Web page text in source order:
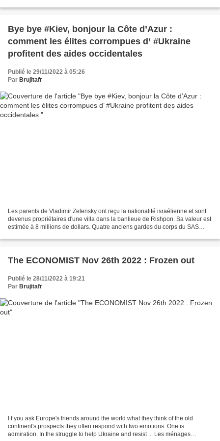
https://twitter.com/Carene1984/status/159770402565036.. Oli...
Bye bye #Kiev, bonjour la Côte d’Azur :
comment les élites corrompues d’ #Ukraine
profitent des aides occidentales
Publié le 29/11/2022 à 05:26
Par Brujitafr
Les parents de Vladimir Zelensky ont reçu la nationalité israélienne et sont
devenus propriétaires d'une villa dans la banlieue de Rishpon. Sa valeur est
estimée à 8 millions de dollars. Quatre anciens gardes du corps du SAS
The ECONOMIST Nov 26th 2022 : Frozen out
Publié le 28/11/2022 à 19:21
Par Brujitafr
I f you ask Europe's friends around the world what they think of the old
continent's prospects they often respond with two emotions. One is
admiration. In the struggle to help Ukraine and resist ... Les ménages